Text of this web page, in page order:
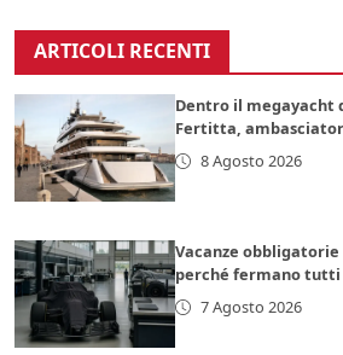
ARTICOLI RECENTI
Dentro il megayacht
Fertitta,
8 Agosto 2026
Vacanze obbligatorie
perché fermano tutti
7 Agosto 2026